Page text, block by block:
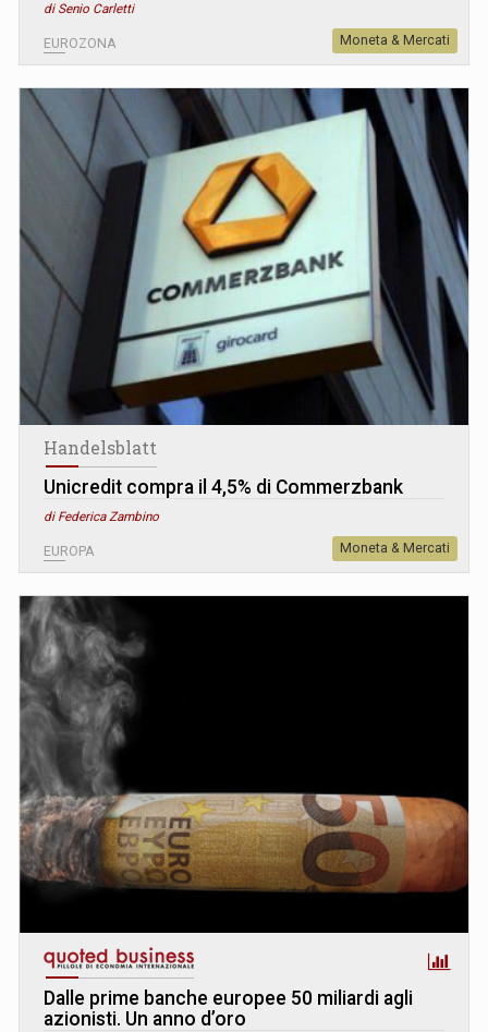
di Senio Carletti
EUROZONA Moneta & Mercati
Handelsblatt
Unicredit compra il 4,5% di Commerzbank
di Federica Zambino
EUROPA Moneta & Mercati
Dalle prime banche europee 50 miliardi agli
azionisti. Un anno d’oro